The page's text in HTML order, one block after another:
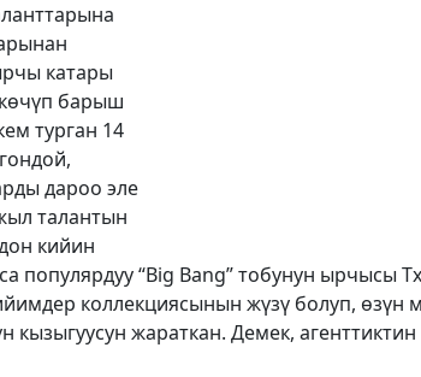
катары
барыш
турган 14
дароо эле
талантын
кийин
популярдуу “Big Bang” тобунун ырчысы
коллекциясынын жүзү болуп, өзүн
жараткан. Демек,